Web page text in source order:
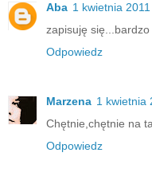
Aba 1 kwietnia
zapisuję
Odpowiedz
Marzena 1 kwietnia
Chętnie,chętnie na
Odpowiedz